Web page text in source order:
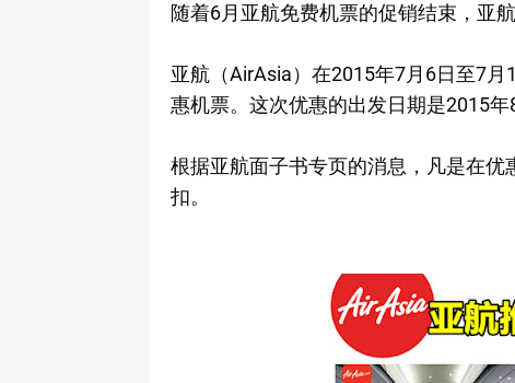
随着6月亚航免费机票的促销结束，亚
亚航（AirAsia）在2015年7月6日至7
惠机票。这次优惠的出发日期是2015年
根据亚航面子书专页的消息，凡是在
扣。